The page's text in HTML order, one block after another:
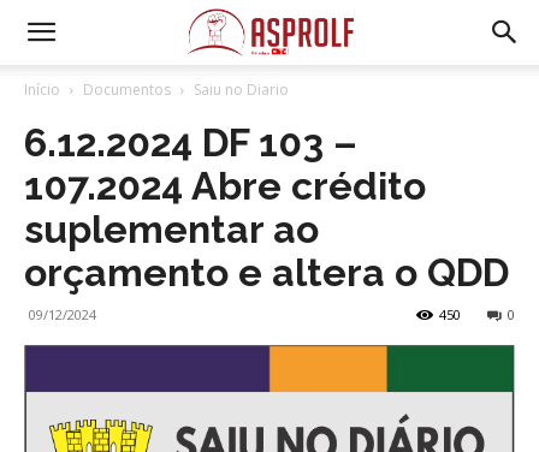
Início Documentos Saiu no Diario
6.12.2024 DF 103 –
107.2024 Abre crédito
suplementar ao
orçamento e altera o QDD
09/12/2024 0
450